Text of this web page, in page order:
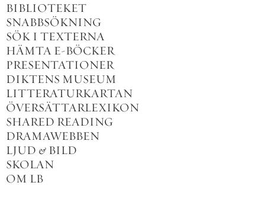
BIBLIOTEKET
SNABBSÖKNING
SÖK I TEXTERNA
HÄMTA E-BÖCKER
PRESENTATIONER
DIKTENS MUSEUM
LITTERATURKARTAN
ÖVERSÄTTARLEXIKON
SHARED READING
DRAMAWEBBEN
LJUD & BILD
SKOLAN
OM LB